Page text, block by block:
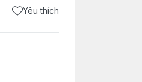
Yêu thích